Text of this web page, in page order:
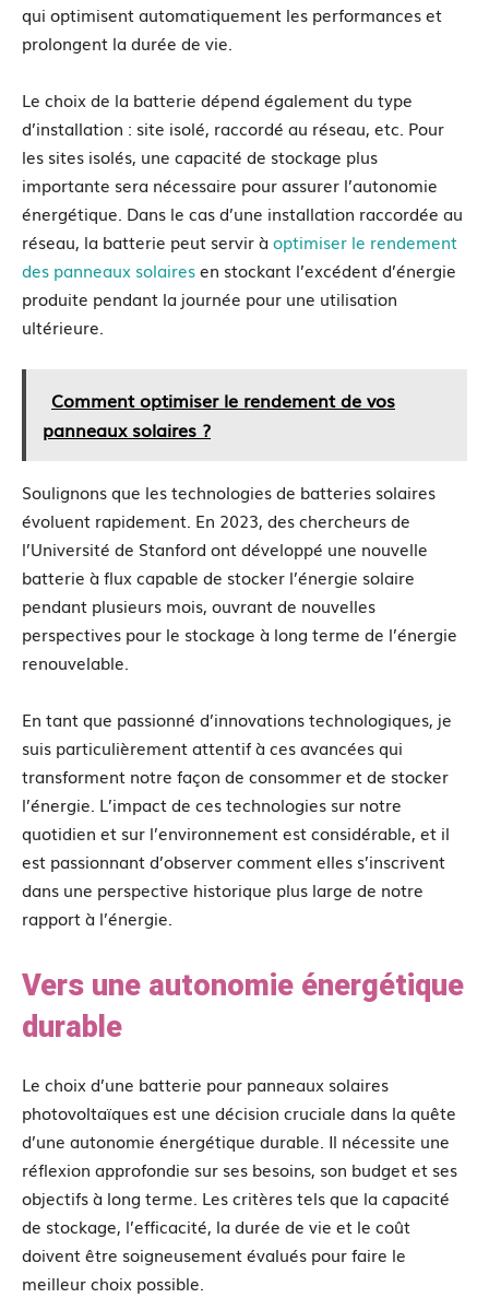
qui optimisent automatiquement les performances et
prolongent la durée de vie.
Le choix de la batterie dépend également du type
d’installation : site isolé, raccordé au réseau, etc. Pour
les sites isolés, une capacité de stockage plus
importante sera nécessaire pour assurer l’autonomie
énergétique. Dans le cas d’une installation raccordée au
réseau, la batterie peut servir à optimiser le rendement
des panneaux solairesen stockant l’excédent d’énergie
produite pendant la journée pour une utilisation
ultérieure.
Comment optimiser le rendement de vos
panneaux solaires ?
Soulignons que les technologies de batteries solaires
évoluent rapidement. En 2023, des chercheurs de
l’Université de Stanford ont développé une nouvelle
batterie à flux capable de stocker l’énergie solaire
pendant plusieurs mois, ouvrant de nouvelles
perspectives pour le stockage à long terme de l’énergie
renouvelable.
En tant que passionné d’innovations technologiques, je
suis particulièrement attentif à ces avancées qui
transforment notre façon de consommer et de stocker
l’énergie. L’impact de ces technologies sur notre
quotidien et sur l’environnement est considérable, et il
est passionnant d’observer comment elles s’inscrivent
dans une perspective historique plus large de notre
rapport à l’énergie.
Vers une autonomie énergétique
durable
Le choix d’une batterie pour panneaux solaires
photovoltaïques est une décision cruciale dans la quête
d’une autonomie énergétique durable. Il nécessite une
réflexion approfondie sur ses besoins, son budget et ses
objectifs à long terme. Les critères tels que la capacité
de stockage, l’efficacité, la durée de vie et le coût
doivent être soigneusement évalués pour faire le
meilleur choix possible.